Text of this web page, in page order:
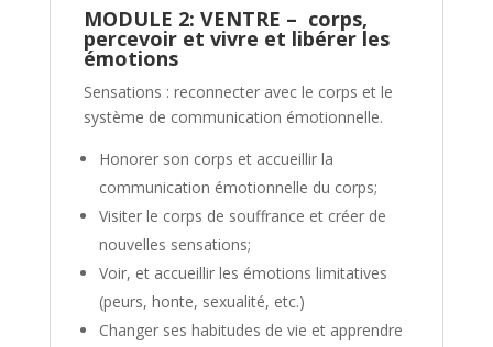
MODULE 2: VENTRE – corps,
percevoir et vivre et libérer les
émotions
Sensations : reconnecter avec le corps et le
système de communication émotionnelle.
Honorer son corps et accueillir la
communication émotionnelle du corps;
Visiter le corps de souffrance et créer de
nouvelles sensations;
Voir, et accueillir les émotions limitatives
(peurs, honte, sexualité, etc.)
Changer ses habitudes de vie et apprendre